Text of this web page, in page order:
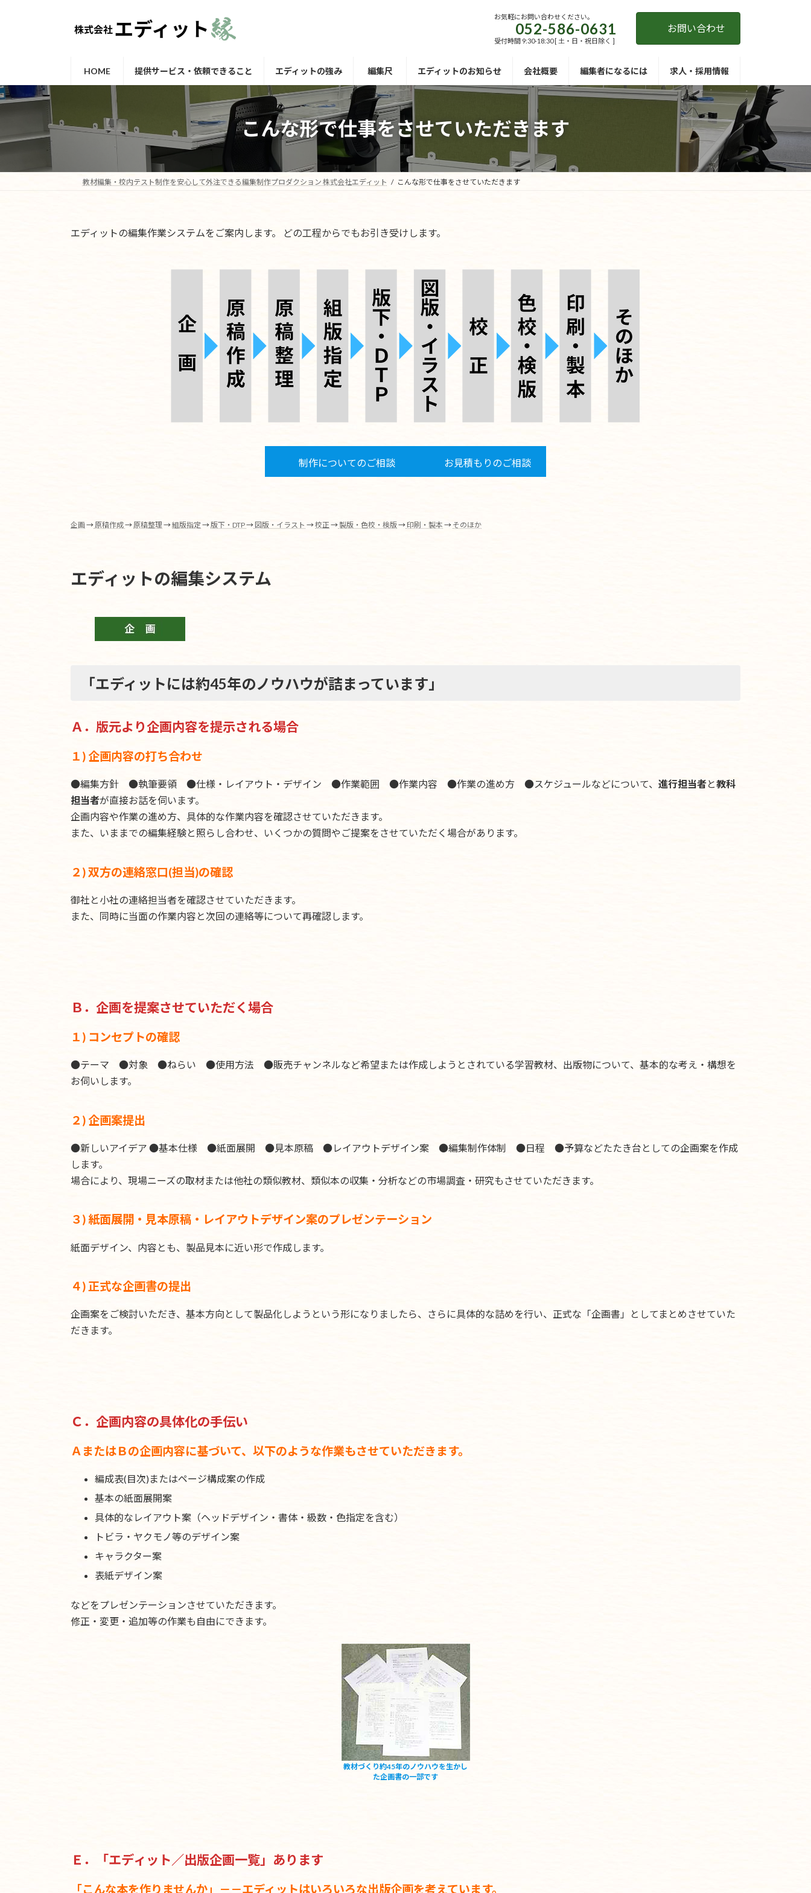
ス
プ
ン
動
お気軽にお問い合わせください。
052-586-0631
受付時間 9:30-18:30 [ 土・日・祝日除く ]
お問い合わせ
HOME 提供サービス・依頼できること エディットの強み 編集尺 エディットのお知らせ 会社概要 編集者になるには 求人・採用情報
こんな形で仕事をさせていただきます
教材編集・校内テスト制作を安心して外注できる編集制作プロダクション 株式会社エディット こんな形で仕事をさせていただきます
エディットの編集作業システムをご案内します。 どの工程からでもお引き受けします。
制作についてのご相談 お見積もりのご相談
企画 → 原稿作成→ 原稿整理 →組版指定 →版下・DTP→ 図版・イラスト →校正 →製版・色校・検版→ 印刷・製本 → そのほか
エディットの編集システム
「エディットには約45年のノウハウが詰まっています」
Ａ．版元より企画内容を提示される場合
１) 企画内容の打ち合わせ
●編集方針 ●執筆要領 ●仕様・レイアウト・デザイン ●作業範囲 ●作業内容 ●作業の進め方 ●スケジュールなどについて、 進行担当者と教科
担当者が直接お話を伺います。
企画内容や作業の進め方、具体的な作業内容を確認させていただきます。
また、いままでの編集経験と照らし合わせ、いくつかの質問やご提案をさせていただく場合があります。
２) 双方の連絡窓口(担当)の確認
御社と小社の連絡担当者を確認させていただきます。
また、同時に当面の作業内容と次回の連絡等について再確認します。
Ｂ．企画を提案させていただく場合
１) コンセプトの確認
●テーマ ●対象 ●ねらい ●使用方法 ●販売チャンネルなど希望または作成しようとされている学習教材、出版物について、基本的な考え・構想を
お伺いします。
２) 企画案提出
●新しいアイデア ●基本仕様 ●紙面展開 ●見本原稿 ●レイアウトデザイン案 ●編集制作体制 ●日程 ●予算などたたき台としての企画案を作成
します。
場合により、現場ニーズの取材または他社の類似教材、類似本の収集・分析などの市場調査・研究もさせていただきます。
３) 紙面展開・見本原稿・レイアウトデザイン案のプレゼンテーション
紙面デザイン、内容とも、製品見本に近い形で作成します。
４) 正式な企画書の提出
企画案をご検討いただき、基本方向として製品化しようという形になりましたら、さらに具体的な詰めを行い、正式な「企画書」としてまとめさせていた
だきます。
Ｃ．企画内容の具体化の手伝い
ＡまたはＢの企画内容に基づいて、以下のような作業もさせていただきます。
編成表(目次)またはページ構成案の作成
基本の紙面展開案
具体的なレイアウト案（ヘッドデザイン・書体・級数・色指定を含む）
トビラ・ヤクモノ等のデザイン案
キャラクター案
表紙デザイン案
などをプレゼンテーションさせていただきます。
修正・変更・追加等の作業も自由にできます。
教材づくり約45年のノウハウを生かし
た企画書の一部です
Ｅ．「エディット／出版企画一覧」あります
「こんな本を作りませんか」－－エディットはいろいろな出版企画を考えています。